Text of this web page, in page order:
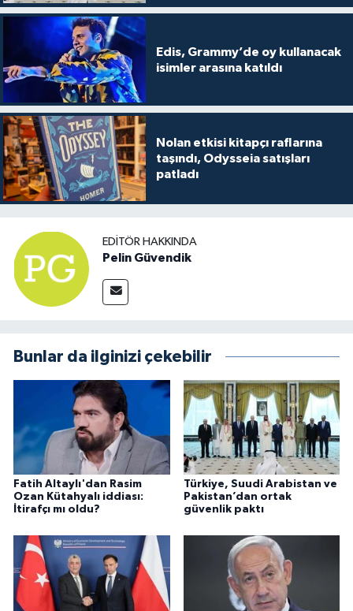
Edis, Grammy’de oy kullanacak
isimler arasına katıldı
Nolan etkisi kitapçı raflarına
taşındı, Odysseia satışları
patladı
EDITÖR HAKKINDA
Pelin Güvendik
Bunlar da ilginizi çekebilir
Fatih Altaylı'dan Rasim
Ozan Kütahyalı iddiası:
İtirafçı mı oldu?
Türkiye, Suudi Arabistan ve
Pakistan’dan ortak
güvenlik paktı